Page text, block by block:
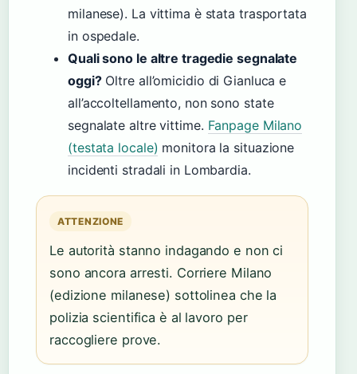
milanese). La vittima è stata trasportata
in ospedale.
Quali sono le altre tragedie segnalate
oggi?Oltre all’omicidio di Gianluca e
all’accoltellamento, non sono state
segnalate altre vittime. Fanpage Milano
(testata locale) monitora la situazione
incidenti stradali in Lombardia.
ATTENZIONE
Le autorità stanno indagando e non ci
sono ancora arresti. Corriere Milano
(edizione milanese) sottolinea che la
polizia scientifica è al lavoro per
raccogliere prove.